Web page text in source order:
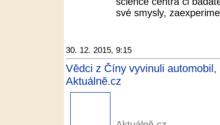
své smysly,
30. 12. 2015, 9:15
Vědci z Číny vyvinuli
Aktuálně.cz